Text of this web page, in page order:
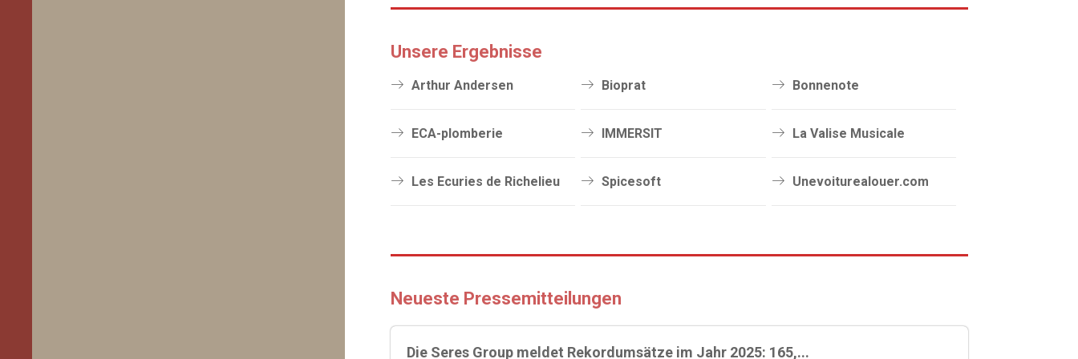
Unsere Ergebnisse
Arthur Andersen Bioprat Bonnenote
ECA-plomberie IMMERSIT La Valise Musicale
Les Ecuries de Richelieu Spicesoft Unevoiturealouer.com
Neueste Pressemitteilungen
Die Seres Group meldet Rekordumsätze im Jahr 2025: 165,...